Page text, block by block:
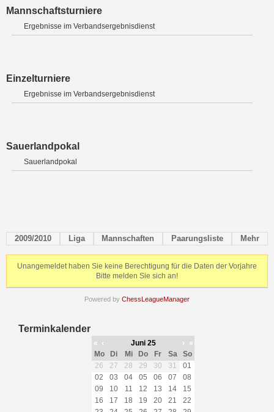
Mannschaftsturniere
Ergebnisse im Verbandsergebnisdienst
Einzelturniere
Ergebnisse im Verbandsergebnisdienst
Sauerlandpokal
Sauerlandpokal
2009/2010 Liga Mannschaften Paarungsliste Mehr
Unangemeldet haben Sie keine Berechtigung für die Daten der Vorjahre
Bitte melden Sie sich an!
Powered by ChessLeagueManager
Terminkalender
« ‹ Juni 25 ›
»
Mo
Di Mi Do Fr Sa
So
26
27 28 29 30 31
01
02
03 04 05 06 07
08
09
10 11 12 13 14
15
16
17 18 19 20 21
22